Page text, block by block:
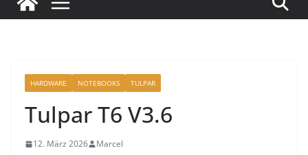
HARDWARE NOTEBOOKS TULPAR
Tulpar T6 V3.6
12. März 2026 Marcel